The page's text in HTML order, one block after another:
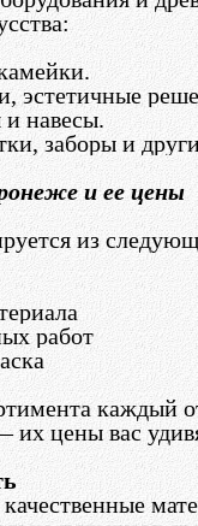
эстетичные
навесы.
заборы и
и ее цены
из
работ
каждый
их цены вас